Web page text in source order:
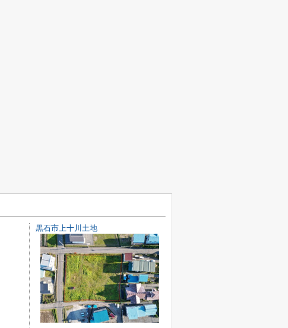
黒石市上十川土地